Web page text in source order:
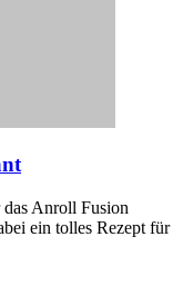
das Anroll Fusion
ein tolles Rezept für